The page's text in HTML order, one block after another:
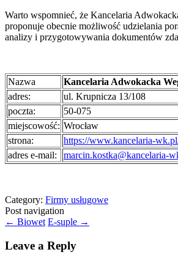
Warto wspomnieć, że Kancelaria
proponuje obecnie możliwość udzielania
analizy i przygotowywania dokumentów
Nazwa
Kancelaria Adwokacka
adres:
ul. Krupnicza 13/108
poczta:
50-075
miejscowość: Wrocław
strona:
https://www.kancelaria-
adres e-mail:
marcin.kostka@kancelaria-
Category: Firmy usługowe
Post navigation
← Biowet E-suple →
Leave a Reply